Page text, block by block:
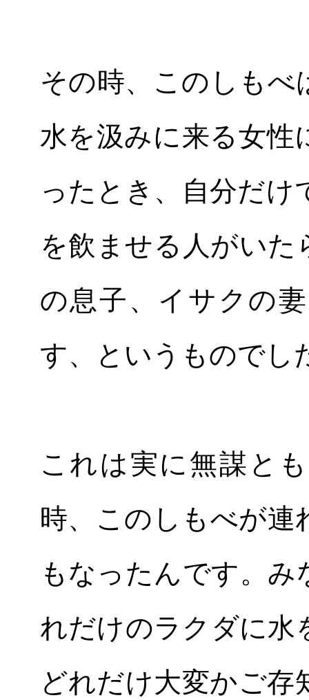
その時、このしもべ
水を汲みに来る女性
ったとき、自分だ
を飲ませる人がい
の息子、イサクの
す、というものでし
これは実に無謀と
時、このしもべが連
もなったんです。
れだけのラクダに水
どれだけ大変かご